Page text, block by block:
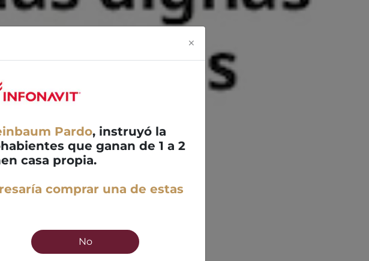
×
Pardo, instruyó la
que ganan de 1 a 2
casa propia.
comprar una de estas
No